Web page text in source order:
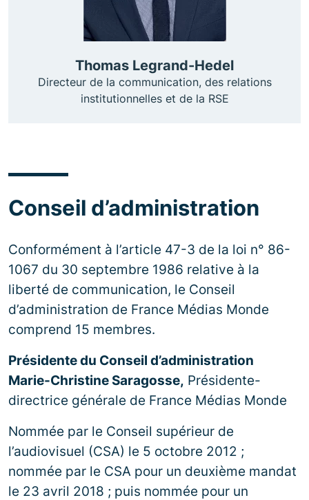
Thomas Legrand-Hedel
Directeur de la communication, des relations
institutionnelles et de la RSE
Conseil d’administration
Conformément à l’article 47-3 de la loi n° 86-
1067 du 30 septembre 1986 relative à la
liberté de communication, le Conseil
d’administration de France Médias Monde
comprend 15 membres.
Présidente du Conseil d’administration
Marie-Christine Saragosse, Présidente-
directrice générale de France Médias Monde
Nommée par le Conseil supérieur de
l’audiovisuel (CSA) le 5 octobre 2012 ;
nommée par le CSA pour un deuxième mandat
le 23 avril 2018 ; puis nommée pour un